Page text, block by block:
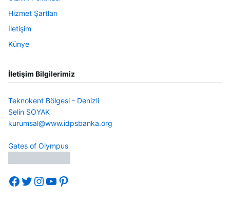
Hizmet Şartları
İletişim
Künye
İletişim Bilgilerimiz
Teknokent Bölgesi - Denizli
Selin SOYAK
kurumsal@www.idpsbanka.org
Gates of Olympus
Facebook
Twitter
Instagram
YouTube
Pinterest